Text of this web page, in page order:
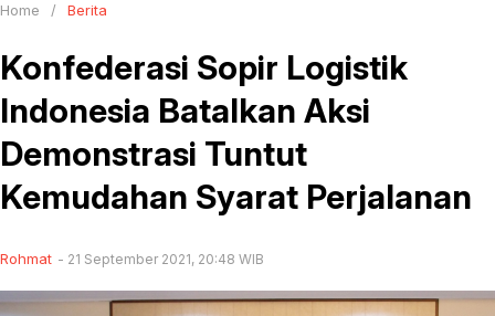
Home / Berita
Konfederasi Sopir Logistik
Indonesia Batalkan Aksi
Demonstrasi Tuntut
Kemudahan Syarat Perjalanan
Rohmat 21 September 2021, 20:48 WIB